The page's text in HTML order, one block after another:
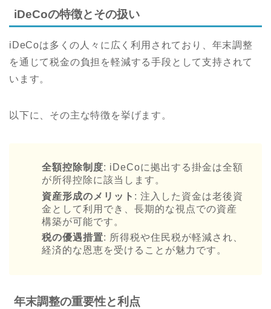
iDeCoの特徴とその扱い
iDeCoは多くの人々に広く利用されており、年末調整
を通じて税金の負担を軽減する手段として支持されて
います。
以下に、その主な特徴を挙げます。
全額控除制度: iDeCoに拠出する掛金は全額
が所得控除に該当します。
資産形成のメリット : 注入した資金は老後資
金として利用でき、長期的な視点での資産
構築が可能です。
税の優遇措置: 所得税や住民税が軽減され、
経済的な恩恵を受けることが魅力です。
年末調整の重要性と利点